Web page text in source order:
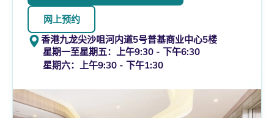
网上预约
香港九龙尖沙咀河内道5号普基商业中心5楼
星期一至星期五：上午9:30 - 下午6:30
星期六：上午9:30 - 下午1:30